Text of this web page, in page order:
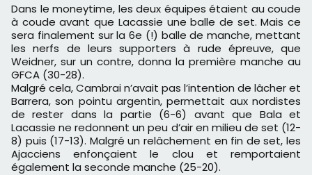
Dans le moneytime, les deux équipes étaient au coude
à coude avant que Lacassie une balle de set. Mais ce
sera finalement sur la 6e (!) balle de manche, mettant
les nerfs de leurs supporters à rude épreuve, que
Weidner, sur un contre, donna la première manche au
GFCA (30-28).
Malgré cela, Cambrai n’avait pas l’intention de lâcher et
Barrera, son pointu argentin, permettait aux nordistes
de rester dans la partie (6-6) avant que Bala et
Lacassie ne redonnent un peu d’air en milieu de set (12-
8) puis (17-13). Malgré un relâchement en fin de set, les
Ajacciens enfonçaient le clou et remportaient
également la seconde manche (25-20).